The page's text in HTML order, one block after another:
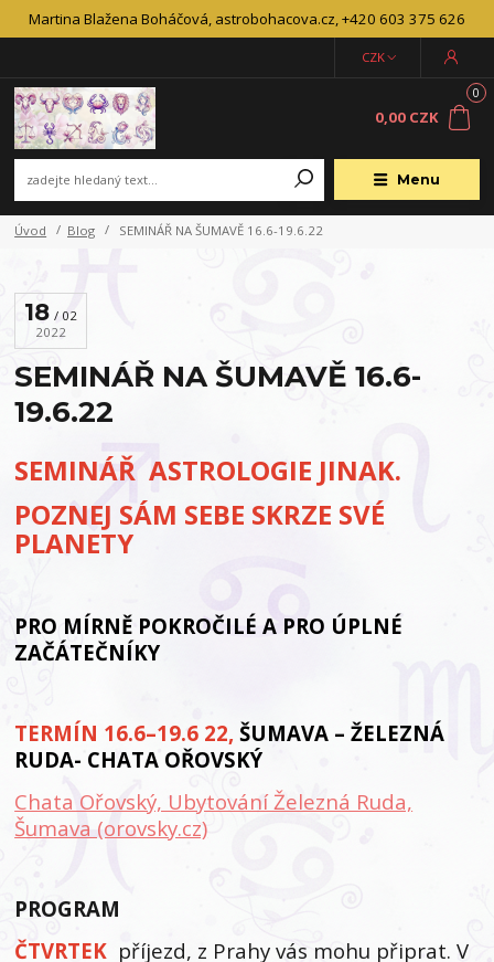
Martina Blažena Boháčová, astrobohacova.cz, +420 603 375 626
Menu
CZK
0
0,00 CZK
Úvod Blog SEMINÁŘ NA ŠUMAVĚ 16.6-19.6.22
18
02
2022
SEMINÁŘ NA ŠUMAVĚ 16.6-
19.6.22
SEMINÁŘ ASTROLOGIE JINAK.
POZNEJ SÁM SEBE SKRZE SVÉ
PLANETY
PRO MÍRNĚ POKROČILÉ A PRO ÚPLNÉ
ZAČÁTEČNÍKY
TERMÍN 16.6–19.6 22, ŠUMAVA – ŽELEZNÁ
RUDA- CHATA OŘOVSKÝ
Chata Ořovský, Ubytování Železná Ruda,
Šumava (orovsky.cz)
PROGRAM
ČTVRTEK příjezd, z Prahy vás mohu připrat. V